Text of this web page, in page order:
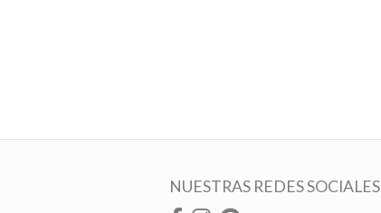
NUESTRAS REDES SOCIALES